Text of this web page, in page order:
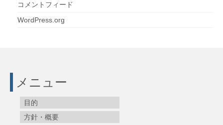
コメントフィード
WordPress.org
メニュー
目的
方針・概要